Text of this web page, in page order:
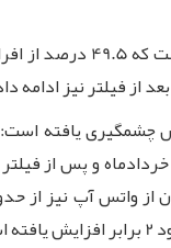
چشمگیری یافته است: